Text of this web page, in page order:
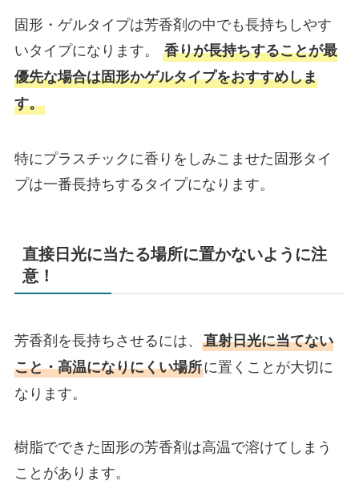
固形・ゲルタイプは芳香剤の中でも長持ちしやす
いタイプになります。 香りが長持ちすることが最
優先な場合は固形かゲルタイプをおすすめしま
す。
特にプラスチックに香りをしみこませた固形タイ
プは一番長持ちするタイプになります。
直接日光に当たる場所に置かないように注
意！
芳香剤を長持ちさせるには、 直射日光に当てない
こと・高温になりにくい場所に置くことが大切に
なります。
樹脂でできた固形の芳香剤は高温で溶けてしまう
ことがあります。